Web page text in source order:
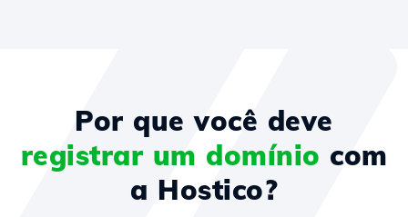
Por que você deve
registrar um domínio com
a Hostico?